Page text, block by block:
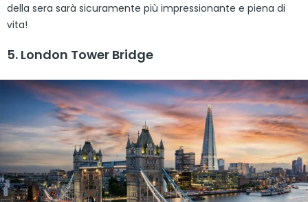
della sera sarà sicuramente più impressionante e piena di
vita!
5. London Tower Bridge